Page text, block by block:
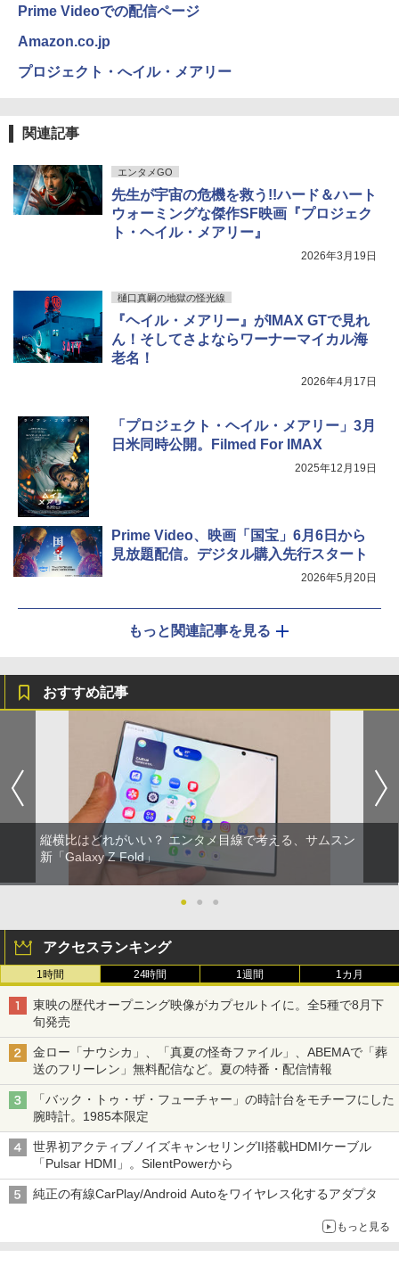
Prime Videoでの配信ページ
Amazon.co.jp
プロジェクト・へイル・メアリー
関連記事
エンタメGO
先生が宇宙の危機を救う!!ハード＆ハート
ウォーミングな傑作SF映画『プロジェク
ト・ヘイル・メアリー』
2026年3月19日
樋口真嗣の地獄の怪光線
『ヘイル・メアリー』がIMAX GTで見れ
ん！そしてさよならワーナーマイカル海
老名！
2026年4月17日
「プロジェクト・ヘイル・メアリー」3月
日米同時公開。Filmed For IMAX
2025年12月19日
Prime Video、映画「国宝」6月6日から
見放題配信。デジタル購入先行スタート
2026年5月20日
もっと関連記事を見る
おすすめ記事
縦横比はどれがいい？ エンタメ目線で考える、サムスン
新「Galaxy Z Fold」
● ● ●
アクセスランキング
1時間 24時間 1週間 1カ月
東映の歴代オープニング映像がカプセルトイに。全5種で8月下
旬発売
金ロー「ナウシカ」、「真夏の怪奇ファイル」、ABEMAで「葬
送のフリーレン」無料配信など。夏の特番・配信情報
「バック・トゥ・ザ・フューチャー」の時計台をモチーフにした
腕時計。1985本限定
世界初アクティブノイズキャンセリングII搭載HDMIケーブル
「Pulsar HDMI」。SilentPowerから
純正の有線CarPlay/Android Autoをワイヤレス化するアダプタ
もっと見る